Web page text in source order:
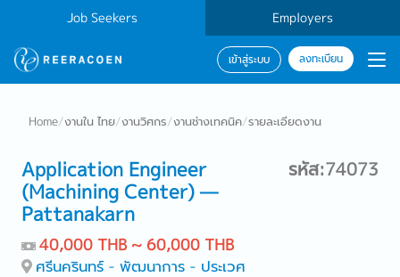
Job Seekers Employers
เข้าสู่ระบบ ลงทะเบียน
Home/งานใน ไทย/งานวิศกร/งานช่างเทคนิค/รายละเอียดงาน
Application Engineer
(Machining Center) —
Pattanakarn
รหัส:74073
40,000 THB ~ 60,000 THB
ศรีนครินทร์ - พัฒนาการ - ประเวศ